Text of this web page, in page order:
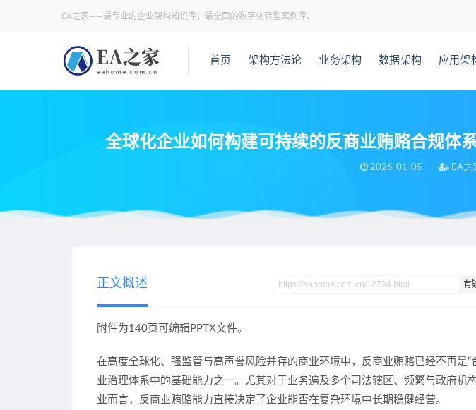
EA之家——最专业的企业架构知识库；最全面的数字化转型案例库。
首页 架构方法论 业务架构 数据架构 应用架
全球化企业如何构建可持续的反商业贿赂合规体
2026-01-05 EA之
有
正文概述
附件为140页可编辑PPTX文件。
在高度全球化、强监管与高声誉风险并存的商业环境中，反商业贿赂已经不再是“
业治理体系中的基础能力之一。尤其对于业务遍及多个司法辖区、频繁与政府机
业而言，反商业贿赂能力直接决定了企业能否在复杂环境中长期稳健经营。